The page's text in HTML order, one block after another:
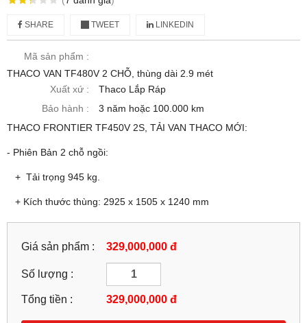
SHARE TWEET LINKEDIN
Mã sản phẩm :
THACO VAN TF480V 2 CHỖ, thùng dài 2.9 mét
Xuất xứ :
Thaco Lắp Ráp
Bảo hành :
3 năm hoặc 100.000 km
THACO FRONTIER TF450V 2S, TẢI VAN THACO MỚI:
- Phiên Bản 2 chỗ ngồi:
+ Tải trọng 945 kg.
+ Kích thước thùng: 2925 x 1505 x 1240 mm
Giá sản phẩm : 329,000,000 đ
Số lượng :
Tổng tiền : 329,000,000 đ